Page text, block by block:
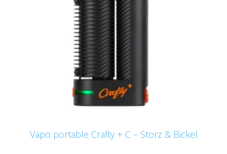
Vapo portable Crafty + C – Storz & Bickel